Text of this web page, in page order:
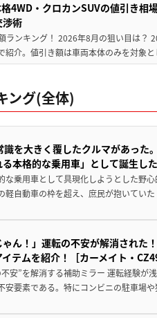
格4WD・クロカンSUVの値引き
渉術
ランキング！ 2026年8月の狙い目は？
紹介。値引き額は車両本体のみを対象
ング(全体)
を大きく覆したクルマがあった
本格的な乗用車」として誕生し
な乗用車として具現化しようとした野
軽自動車の枠を超え、庶民が抱いてい
ゃん！」運転の不安が解消された
テムを紹介！［カーメイト・
安”を解消する補助ミラー 運転経験が
安要素である。特にコンビニの駐車場